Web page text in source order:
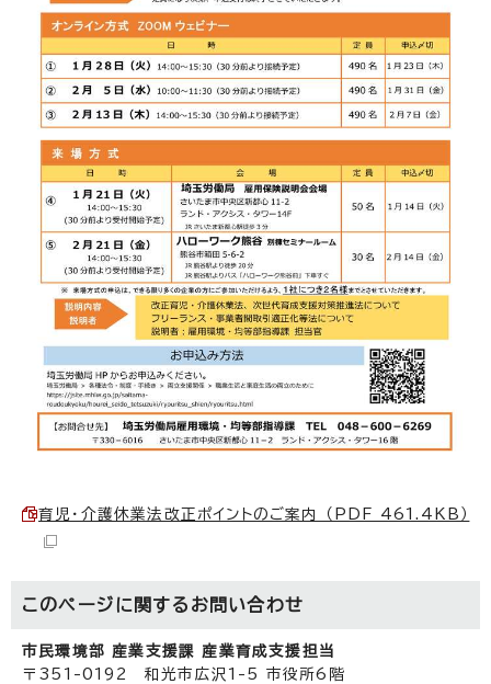
育児・介護休業法改正ポイントのご案内 （PDF 461.4KB）
このページに関する お問い合わせ
市民環境部 産業支援課 産業育成支援担当
〒351-0192 和光市広沢1-5 市役所6階